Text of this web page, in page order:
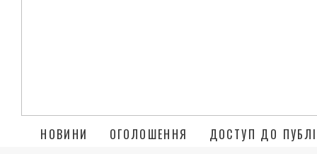
НОВИНИ ОГОЛОШЕННЯ ДОСТУП ДО